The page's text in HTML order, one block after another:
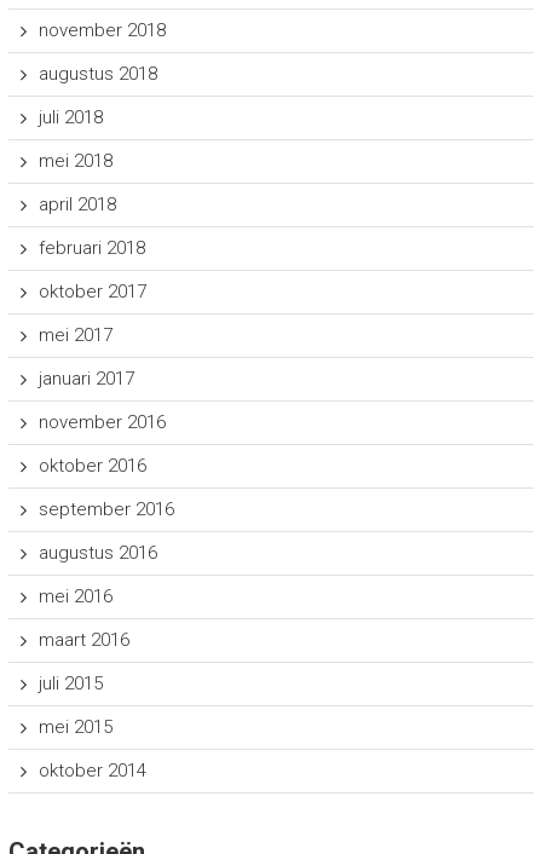
november 2018
augustus 2018
juli 2018
mei 2018
april 2018
februari 2018
oktober 2017
mei 2017
januari 2017
november 2016
oktober 2016
september 2016
augustus 2016
mei 2016
maart 2016
juli 2015
mei 2015
oktober 2014